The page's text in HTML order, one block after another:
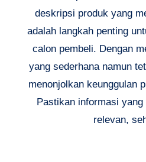
deskripsi produk yang
adalah langkah penting
calon pembeli. Dengan
yang sederhana namun
menonjolkan keunggulan
Pastikan informasi
relevan,